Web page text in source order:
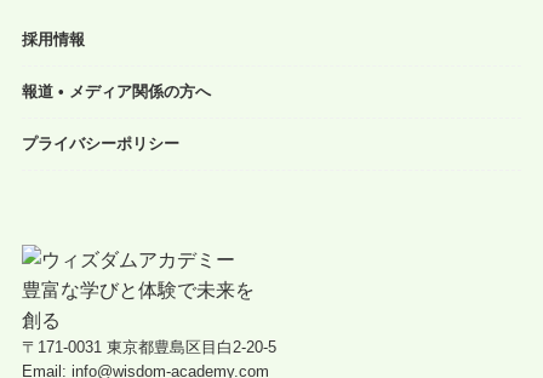
採用情報
報道 • メディア関係の方へ
プライバシーポリシー
〒171-0031 東京都豊島区目白2-20-5
Email: info@wisdom-academy.com